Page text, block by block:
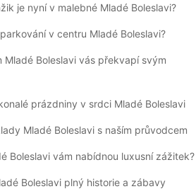
je nyní v malebné Mladé Boleslavi?
v centru Mladé Boleslavi?
Mladé Boleslavi vás překvapí svým
prázdniny v srdci Mladé Boleslavi
Mladé Boleslavi s naším průvodcem
Boleslavi vám nabídnou luxusní zážitek?
Boleslavi plný historie a zábavy